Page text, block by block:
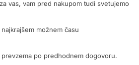
vas, vam pred nakupom tudi svetujemo
možnem času
po predhodnem dogovoru.